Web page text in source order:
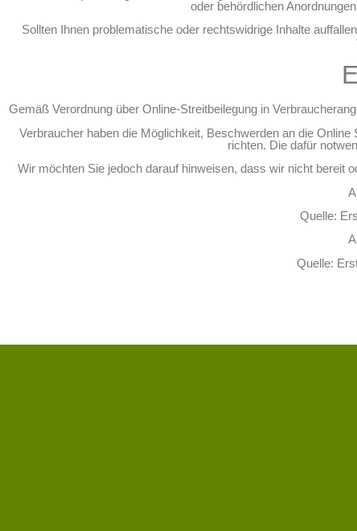
oder behördlichen
Sollten Ihnen problematische oder rechtswidrige Inhalte
Gemäß Verordnung über Online-Streitbeilegung in
Verbraucher haben die Möglichkeit, Beschwerden an die
richten. Die dafür
Wir möchten Sie jedoch darauf hinweisen, dass wir nicht bereit
Quelle:
Quelle: